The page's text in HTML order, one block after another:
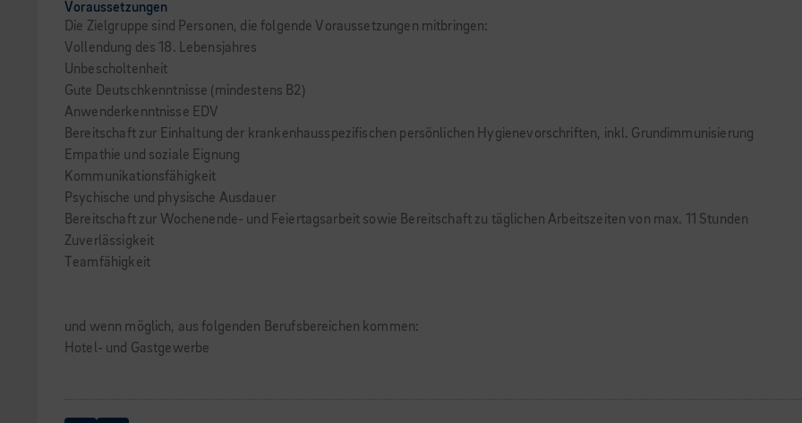
Voraussetzungen
Die Zielgruppe sind Personen, die folgende Voraussetzungen mitbringen:
Vollendung des 18. Lebensjahres
Unbescholtenheit
Gute Deutschkenntnisse (mindestens B2)
Anwenderkenntnisse EDV
Bereitschaft zur Einhaltung der krankenhausspezifischen persönlichen Hygienevorschriften, inkl. Grundimmunisierung
Empathie und soziale Eignung
Kommunikationsfähigkeit
Psychische und physische Ausdauer
Bereitschaft zur Wochenende- und Feiertagsarbeit sowie Bereitschaft zu täglichen Arbeitszeiten von max. 11 Stunden
Zuverlässigkeit
Teamfähigkeit
und wenn möglich, aus folgenden Berufsbereichen kommen:
Hotel- und Gastgewerbe